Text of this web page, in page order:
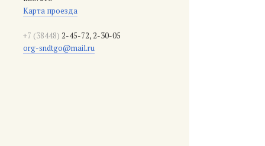
Карта проезда
+7 (38448) 2-45-72, 2-30-05
org-sndtgo@mail.ru